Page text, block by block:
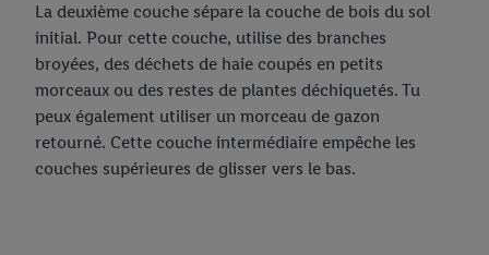
La deuxième couche sépare la couche de bois du sol
initial. Pour cette couche, utilise des branches
broyées, des déchets de haie coupés en petits
morceaux ou des restes de plantes déchiquetés. Tu
peux également utiliser un morceau de gazon
retourné. Cette couche intermédiaire empêche les
couches supérieures de glisser vers le bas.